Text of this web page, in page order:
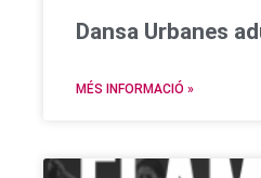
Dansa Urbanes
MÉS INFORMACIÓ »